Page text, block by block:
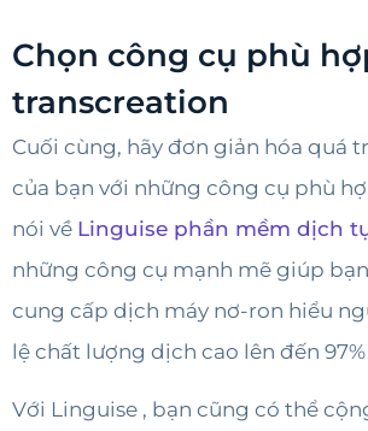
Chọn công cụ phù
transcreation
Cuối cùng, hãy đơn giản hóa quá
của bạn với những công cụ phù
nói về Linguise phần mềm dịch
những công cụ mạnh mẽ giúp
cung cấp dịch máy nơ-ron hiểu
lệ chất lượng dịch cao lên đến
Với Linguise , bạn cũng có thể